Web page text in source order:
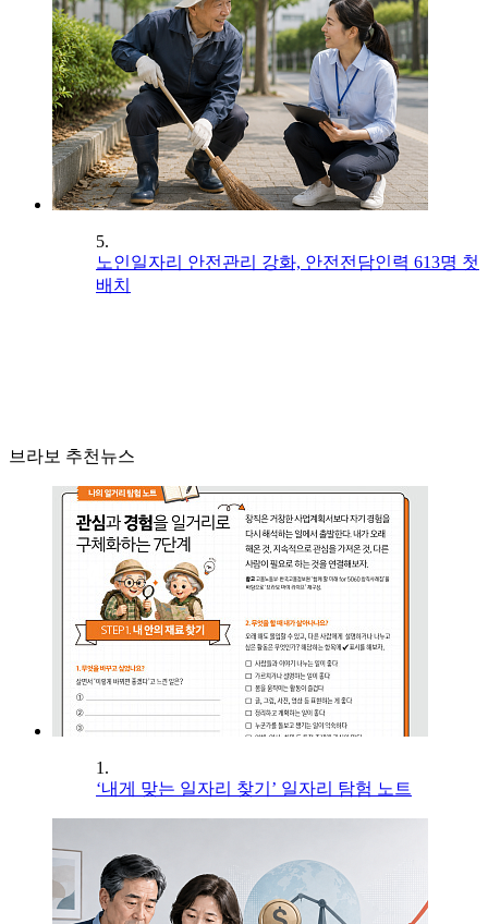
5.
노인일자리 안전관리 강화, 안전전담인력 613명 첫
배치
브라보 추천뉴스
1.
‘내게 맞는 일자리 찾기’ 일자리 탐험 노트